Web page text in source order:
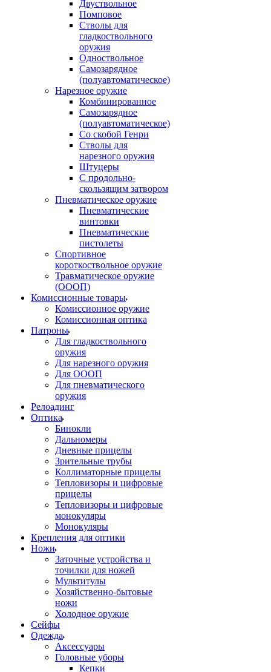
Двуствольное
Помповое
Стволы для
гладкоствольного
оружия
Одноствольное
Самозарядное
(полуавтоматическое)
Нарезное оружие
Комбинированное
Самозарядное
(полуавтоматическое)
Со скобой Генри
Стволы для
нарезного оружия
Штуцеры
С продольно-
скользящим затвором
Пневматическое оружие
Пневматические
винтовки
Пневматические
пистолеты
Спортивное
короткоствольное оружие
Травматическое оружие
(ОООП)
Комиссионные товары
Комиссионное оружие
Комиссионная оптика
Патроны
Для гладкоствольного
оружия
Для нарезного оружия
Для ОООП
Для пневматического
оружия
Релоадинг
Оптика
Бинокли
Дальномеры
Дневные прицелы
Зрительные трубы
Коллиматорные прицелы
Тепловизоры и цифровые
прицелы
Тепловизоры и цифровые
монокуляры
Монокуляры
Крепления для оптики
Ножи
Заточные устройства и
точилки для ножей
Мультитулы
Хозяйственно-бытовые
ножи
Холодное оружие
Сейфы
Одежда
Аксессуары
Головные уборы
Кепки